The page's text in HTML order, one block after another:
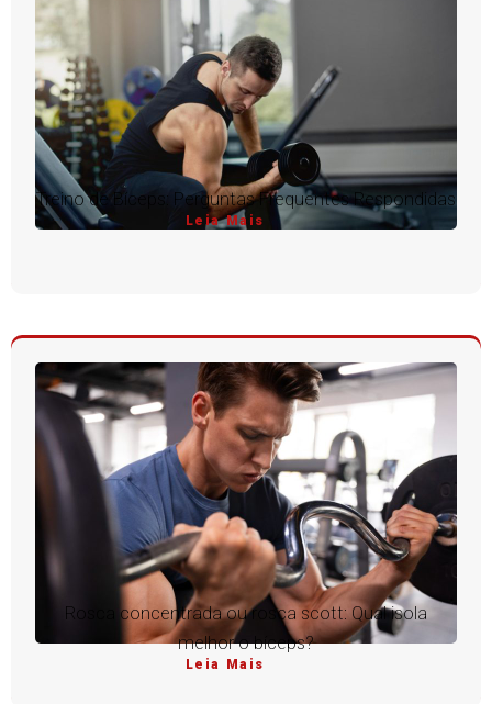
Treino de Bíceps: Perguntas Frequentes Respondidas
Leia Mais
Rosca concentrada ou rosca scott: Qual isola
melhor o bíceps?
Leia Mais